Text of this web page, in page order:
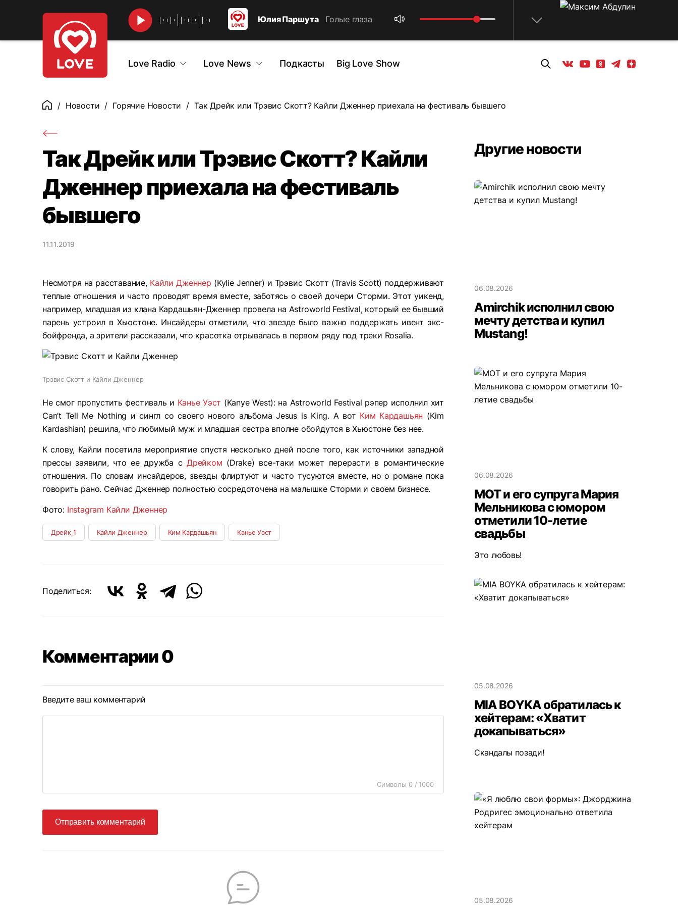
Юлия Паршута Голые глаза
Love Radio Love News Подкасты Big Love Show Вконтакте
YoutubeОдноклассники
ТелеграмЯндекс дзен
ГлавнаяНовости Горячие Новости Так Дрейк или Трэвис Скотт? Кайли Дженнер приехала на фестиваль бывшего
Так Дрейк или Трэвис Скотт? Кайли
Дженнер приехала на фестиваль
бывшего
11.11.2019
Несмотря на расставание, Кайли Дженнер (Kylie Jenner) и Трэвис Скотт (Travis Scott) поддерживают
теплые отношения и часто проводят время вместе, заботясь о своей дочери Сторми. Этот уикенд,
например, младшая из клана Кардашьян-Дженнер провела на Astroworld Festival, который ее бывший
парень устроил в Хьюстоне. Инсайдеры отметили, что звезде было важно поддержать ивент экс-
бойфренда, а зрители рассказали, что красотка отрывалась в первом ряду под треки Rosalia.
Трэвис Скотт и Кайли Дженнер
Не смог пропустить фестиваль и Канье Уэст (Kanye West): на Astroworld Festival рэпер исполнил хит
Can’t Tell Me Nothing и сингл со своего нового альбома Jesus is King. А вот Ким Кардашьян (Kim
Kardashian) решила, что любимый муж и младшая сестра вполне обойдутся в Хьюстоне без нее.
К слову, Кайли посетила мероприятие спустя несколько дней после того, как источники западной
прессы заявили, что ее дружба с Дрейком (Drake) все-таки может перерасти в романтические
отношения. По словам инсайдеров, звезды флиртуют и часто тусуются вместе, но о романе пока
говорить рано. Сейчас Дженнер полностью сосредоточена на малышке Сторми и своем бизнесе.
Фото: Instagram Кайли Дженнер
Дрейк_1 Кайли Дженнер Ким Кардашьян Канье Уэст
Поделиться:
Комментарии 0
Введите ваш комментарий
Символы 0 / 1000
Отправить комментарий
Другие новости
06.08.2026
Amirchik исполнил свою
мечту детства и купил
Mustang!
06.08.2026
МОТ и его супруга Мария
Мельникова с юмором
отметили 10-летие
свадьбы
Это любовь!
05.08.2026
MIA BOYKA обратилась к
хейтерам: «Хватит
докапываться»
Скандалы позади!
05.08.2026